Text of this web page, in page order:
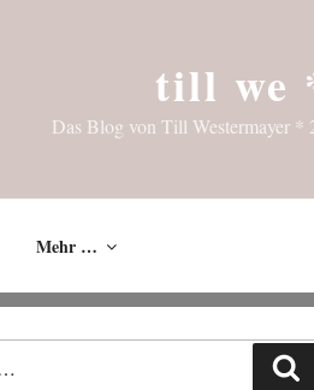
till we
Das Blog von Till Westermayer *
Mehr …